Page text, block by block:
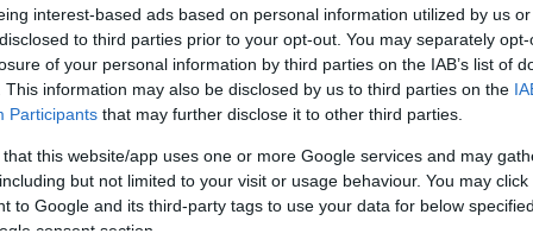
interest-based ads based on personal information utilized by us
to third parties prior to your opt-out. You may separately
of your personal information by third parties on the IAB’s list of
This information may also be disclosed by us to third parties on the
Participants that may further disclose it to other third parties.
that this website/app uses one or more Google services and may
but not limited to your visit or usage behaviour. You may
to Google and its third-party tags to use your data for below
consent section.
Αλεξία που χτυπήθηκε από αδέσποτη σφαίρα
της που ταλαιπωρούνται και
Δέχτηκα στο Υπουργείο Υγείας τον πατέρα
του. Το Ανώτατο Υγειονομικό Συμβούλιο
θα καλύψει πλήρως την αποθεραπεία του
κέντρο αποκατάστασης στη χώρα μας. Πρέπει
και τους Έλληνες επιστήμονες και τα